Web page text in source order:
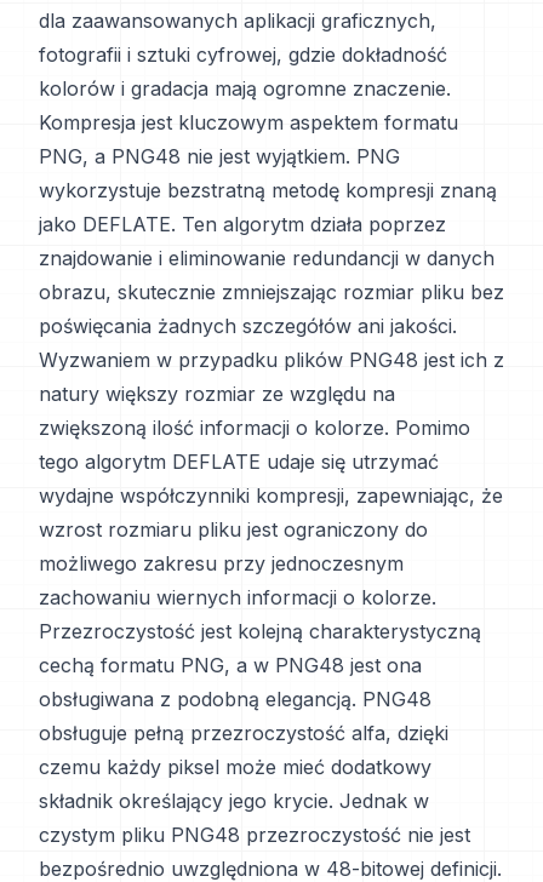
dla zaawansowanych aplikacji graficznych,
fotografii i sztuki cyfrowej, gdzie dokładność
kolorów i gradacja mają ogromne znaczenie.
Kompresja jest kluczowym aspektem formatu
PNG, a PNG48 nie jest wyjątkiem. PNG
wykorzystuje bezstratną metodę kompresji znaną
jako DEFLATE. Ten algorytm działa poprzez
znajdowanie i eliminowanie redundancji w danych
obrazu, skutecznie zmniejszając rozmiar pliku bez
poświęcania żadnych szczegółów ani jakości.
Wyzwaniem w przypadku plików PNG48 jest ich z
natury większy rozmiar ze względu na
zwiększoną ilość informacji o kolorze. Pomimo
tego algorytm DEFLATE udaje się utrzymać
wydajne współczynniki kompresji, zapewniając, że
wzrost rozmiaru pliku jest ograniczony do
możliwego zakresu przy jednoczesnym
zachowaniu wiernych informacji o kolorze.
Przezroczystość jest kolejną charakterystyczną
cechą formatu PNG, a w PNG48 jest ona
obsługiwana z podobną elegancją. PNG48
obsługuje pełną przezroczystość alfa, dzięki
czemu każdy piksel może mieć dodatkowy
składnik określający jego krycie. Jednak w
czystym pliku PNG48 przezroczystość nie jest
bezpośrednio uwzględniona w 48-bitowej definicji.